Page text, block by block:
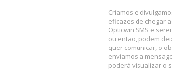
Criamos e
eficazes de chegar
Opticwin SMS e
ou então, podem
quer comunicar, o
enviamos a
poderá visualizar o